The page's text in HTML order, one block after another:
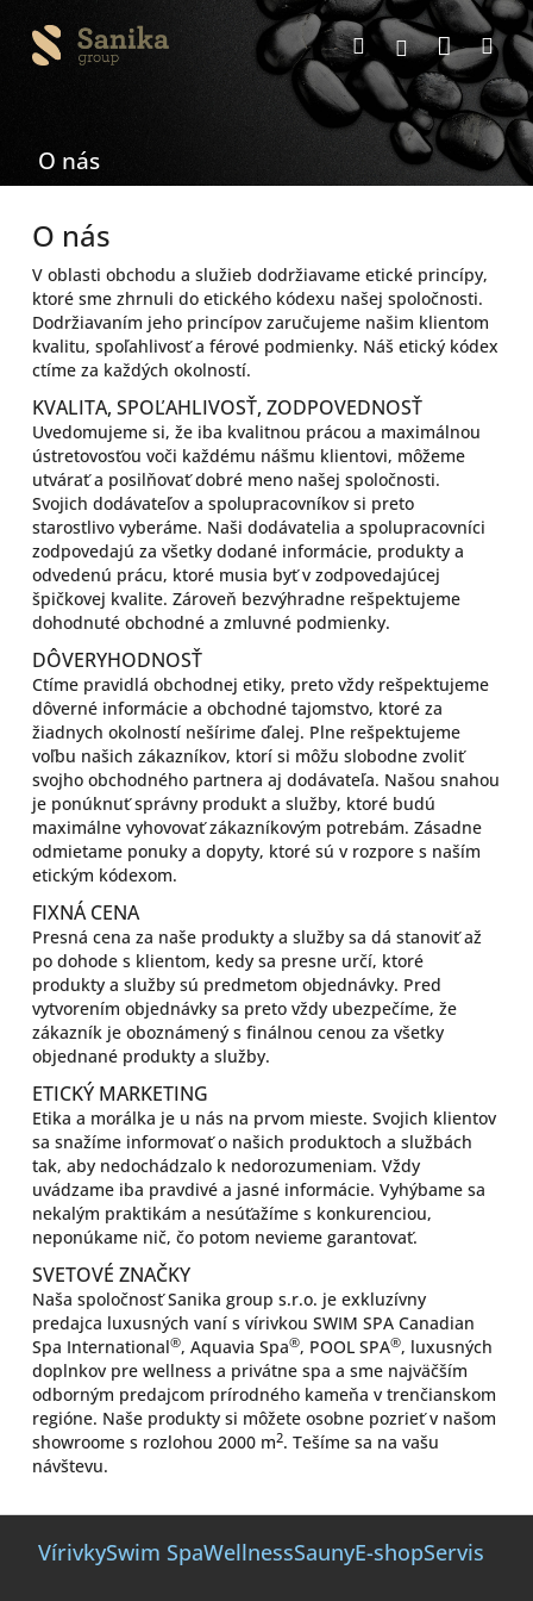
obsah
HľadaťPrihlásenie
košík
O nás
O nás
V oblasti obchodu a služieb dodržiavame etické princípy,
ktoré sme zhrnuli do etického kódexu našej spoločnosti.
Dodržiavaním jeho princípov zaručujeme našim klientom
kvalitu, spoľahlivosť a férové podmienky. Náš etický kódex
ctíme za každých okolností.
KVALITA, SPOĽAHLIVOSŤ, ZODPOVEDNOSŤ
Uvedomujeme si, že iba kvalitnou prácou a maximálnou
ústretovosťou voči každému nášmu klientovi, môžeme
utvárať a posilňovať dobré meno našej spoločnosti.
Svojich dodávateľov a spolupracovníkov si preto
starostlivo vyberáme. Naši dodávatelia a spolupracovníci
zodpovedajú za všetky dodané informácie, produkty a
odvedenú prácu, ktoré musia byť v zodpovedajúcej
špičkovej kvalite. Zároveň bezvýhradne rešpektujeme
dohodnuté obchodné a zmluvné podmienky.
DÔVERYHODNOSŤ
Ctíme pravidlá obchodnej etiky, preto vždy rešpektujeme
dôverné informácie a obchodné tajomstvo, ktoré za
žiadnych okolností nešírime ďalej. Plne rešpektujeme
voľbu našich zákazníkov, ktorí si môžu slobodne zvoliť
svojho obchodného partnera aj dodávateľa. Našou snahou
je ponúknuť správny produkt a služby, ktoré budú
maximálne vyhovovať zákazníkovým potrebám. Zásadne
odmietame ponuky a dopyty, ktoré sú v rozpore s naším
etickým kódexom.
FIXNÁ CENA
Presná cena za naše produkty a služby sa dá stanoviť až
po dohode s klientom, kedy sa presne určí, ktoré
produkty a služby sú predmetom objednávky. Pred
vytvorením objednávky sa preto vždy ubezpečíme, že
zákazník je oboznámený s finálnou cenou za všetky
objednané produkty a služby.
ETICKÝ MARKETING
Etika a morálka je u nás na prvom mieste. Svojich klientov
sa snažíme informovať o našich produktoch a službách
tak, aby nedochádzalo k nedorozumeniam. Vždy
uvádzame iba pravdivé a jasné informácie. Vyhýbame sa
nekalým praktikám a nesúťažíme s konkurenciou,
neponúkame nič, čo potom nevieme garantovať.
SVETOVÉ ZNAČKY
Naša spoločnosť Sanika group s.r.o. je exkluzívny
predajca luxusných vaní s vírivkou SWIM SPA Canadian
Spa International®, Aquavia Spa®, POOL SPA®, luxusných
doplnkov pre wellness a privátne spa a sme najväčším
odborným predajcom prírodného kameňa v trenčianskom
regióne. Naše produkty si môžete osobne pozrieť v našom
showroome s rozlohou 2000 m2. Tešíme sa na vašu
návštevu.
VírivkySwim SpaWellnessSaunyE-shopServis